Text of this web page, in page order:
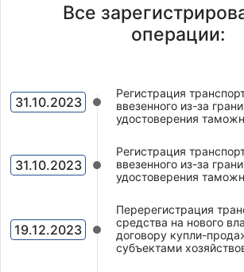
Все
операции:
31.10.2023
Регистрация
ввезенного из-за
удостоверения
31.10.2023
Регистрация
ввезенного из-за
удостоверения
19.12.2023
Перерегистрация
средства на нового
договору купли-
субъектами